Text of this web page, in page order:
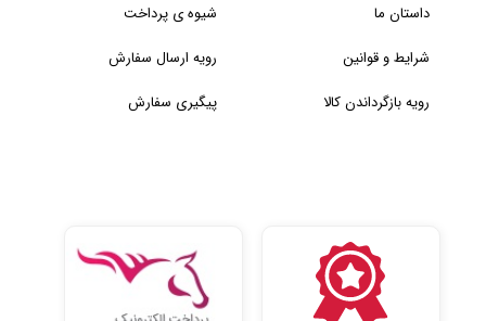
داستان ما
شرایط و قوانین
رویه بازگرداندن کالا
شیوه ی پرداخت
رویه ارسال سفارش
پیگیری سفارش